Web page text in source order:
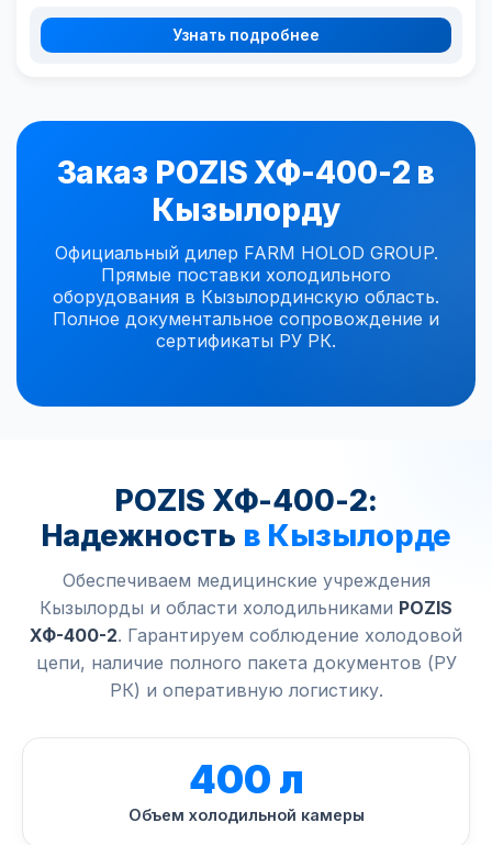
Узнать подробнее
Заказ POZIS ХФ-400-2 в
Кызылорду
Официальный дилер FARM HOLOD GROUP.
Прямые поставки холодильного
оборудования в Кызылординскую область.
Полное документальное сопровождение и
сертификаты РУ РК.
POZIS ХФ-400-2:
Надежность в Кызылорде
Обеспечиваем медицинские учреждения
Кызылорды и области холодильниками POZIS
ХФ-400-2. Гарантируем соблюдение холодовой
цепи, наличие полного пакета документов (РУ
РК) и оперативную логистику.
400 л
Объем холодильной камеры